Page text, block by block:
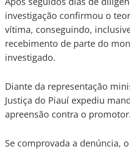
investigação confirmou o
vítima, conseguindo,
recebimento de parte do
investigado.
Diante da representação
Justiça do Piauí expediu
apreensão contra o
Se comprovada a denúncia,